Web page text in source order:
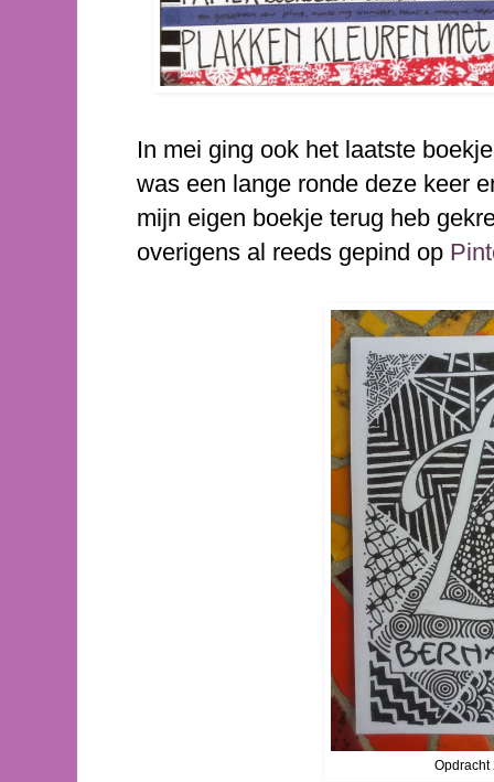
In mei ging ook het laatste
was een lange ronde deze keer
mijn eigen boekje terug heb
overigens al reeds gepind op
Opdracht